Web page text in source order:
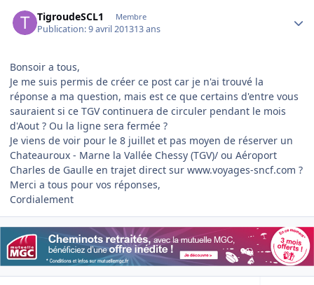
TigroudeSCL1 Membre
Publication:9 avril 201313 ans
Bonsoir a tous,
Je me suis permis de créer ce post car je n'ai trouvé la
réponse a ma question, mais est ce que certains d'entre vous
sauraient si ce TGV continuera de circuler pendant le mois
d'Aout ? Ou la ligne sera fermée ?
Je viens de voir pour le 8 juillet et pas moyen de réserver un
Chateauroux - Marne la Vallée Chessy (TGV)/ ou Aéroport
Charles de Gaulle en trajet direct sur www.voyages-sncf.com ?
Merci a tous pour vos réponses,
Cordialement